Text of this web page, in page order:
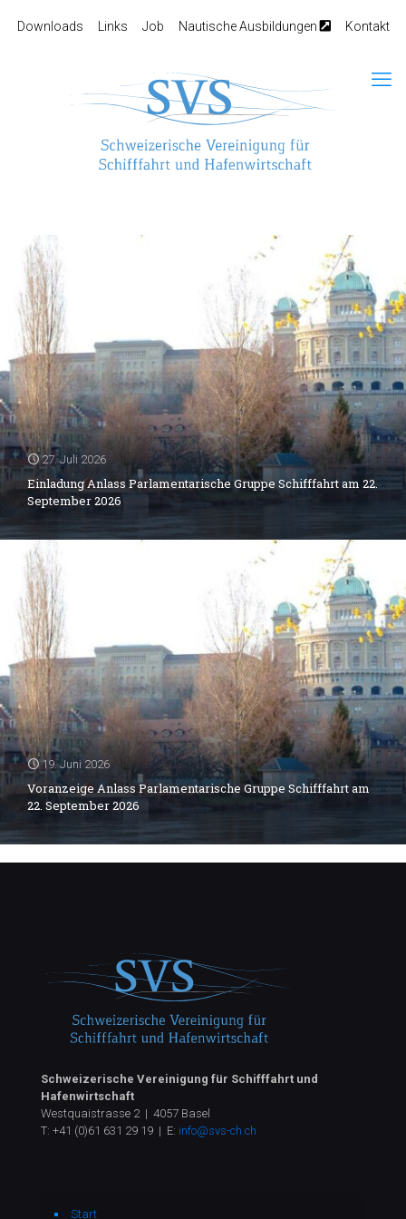
Downloads Links Job Nautische Ausbildungen Kontakt
27. Juli 2026
Einladung Anlass Parlamentarische Gruppe Schifffahrt am 22.
September 2026
19. Juni 2026
Voranzeige Anlass Parlamentarische Gruppe Schifffahrt am
22. September 2026
Schweizerische Vereinigung für Schifffahrt und
Hafenwirtschaft
Westquaistrasse 2 | 4057 Basel
T: +41 (0)61 631 29 19 | E: info@svs-ch.ch
Start